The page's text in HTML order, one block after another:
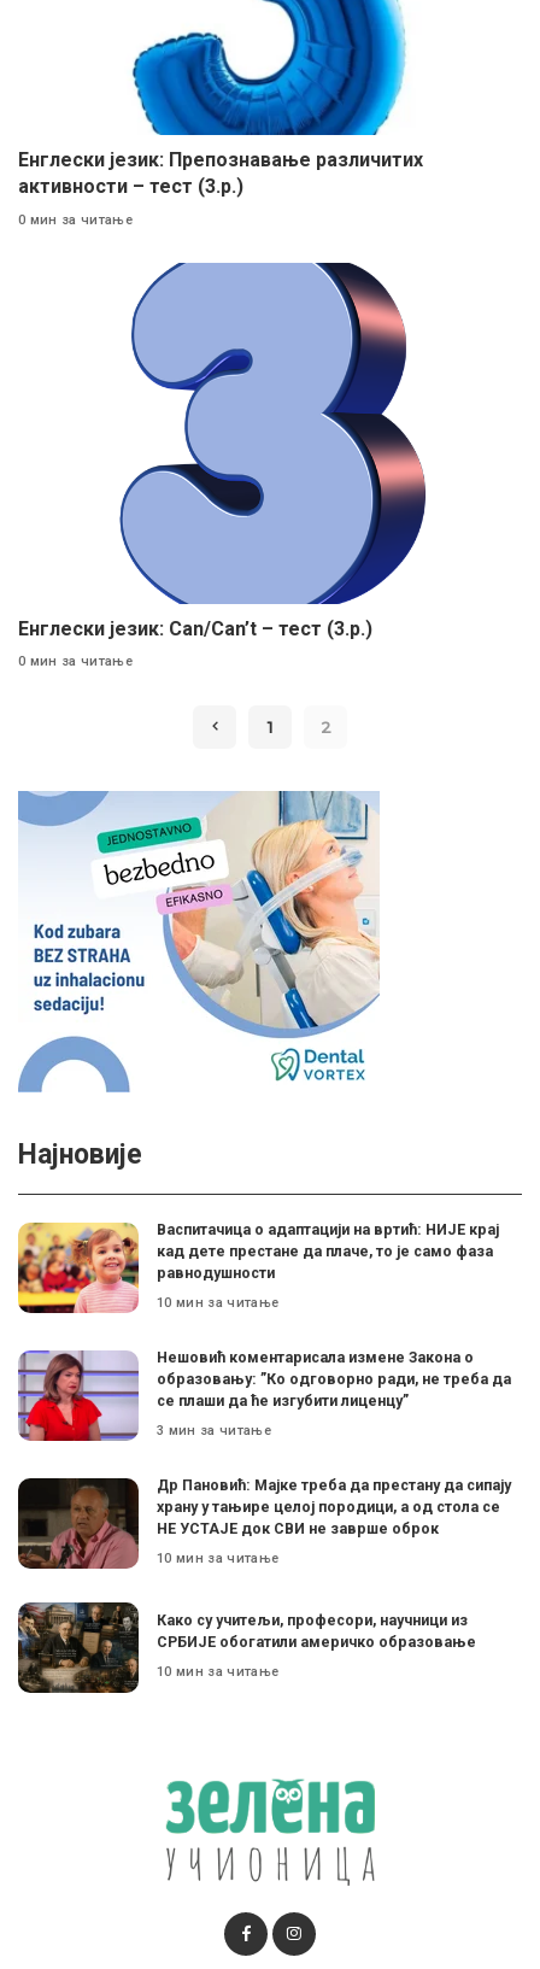
Енглески језик: Препознавање различитих
активности – тест (3.р.)
0 мин за читање
Енглески језик: Can/Can’t – тест (3.р.)
0 мин за читање
1 2
Најновије
Васпитачица о адаптацији на вртић: НИЈЕ крај
кад дете престане да плаче, то је само фаза
равнодушности
10 мин за читање
Нешовић коментарисала измене Закона о
образовању: ”Ко одговорно ради, не треба да
се плаши да ће изгубити лиценцу”
3 мин за читање
Др Пановић: Мајке треба да престану да сипају
храну у тањире целој породици, а од стола се
НЕ УСТАЈЕ док СВИ не заврше оброк
10 мин за читање
Како су учитељи, професори, научници из
СРБИЈЕ обогатили америчко образовање
10 мин за читање